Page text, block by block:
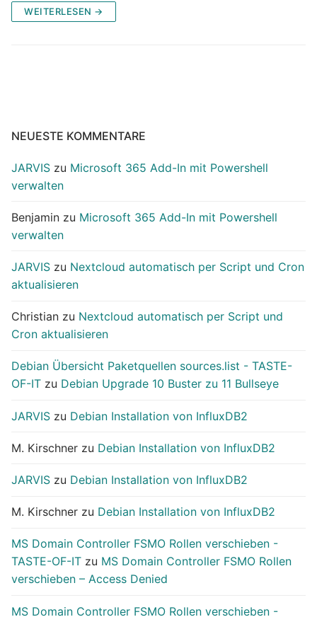
WEITERLESEN →
NEUESTE KOMMENTARE
JARVIS zu Microsoft 365 Add-In mit Powershell
verwalten
Benjamin zu Microsoft 365 Add-In mit Powershell
verwalten
JARVIS zu Nextcloud automatisch per Script und Cron
aktualisieren
Christian zu Nextcloud automatisch per Script und
Cron aktualisieren
Debian Übersicht Paketquellen sources.list - TASTE-
OF-IT zu Debian Upgrade 10 Buster zu 11 Bullseye
JARVIS zu Debian Installation von InfluxDB2
M. Kirschner zu Debian Installation von InfluxDB2
JARVIS zu Debian Installation von InfluxDB2
M. Kirschner zu Debian Installation von InfluxDB2
MS Domain Controller FSMO Rollen verschieben -
TASTE-OF-IT zu MS Domain Controller FSMO Rollen
verschieben – Access Denied
MS Domain Controller FSMO Rollen verschieben -